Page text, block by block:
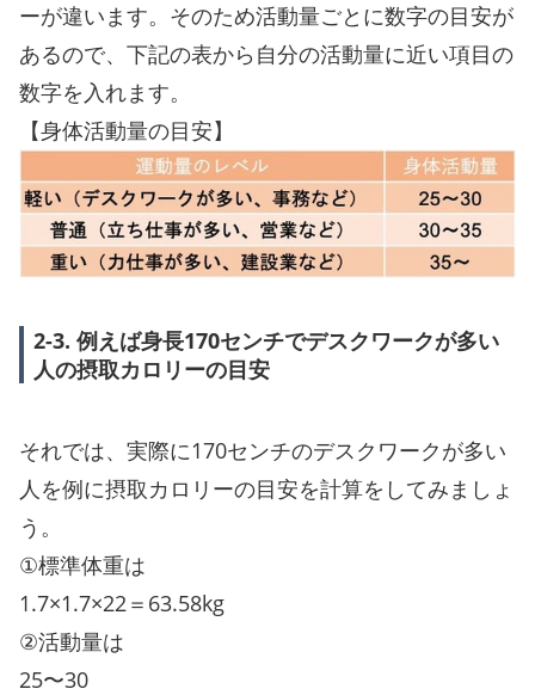
ーが違います。そのため活動量ごとに数字の目安が
あるので、下記の表から自分の活動量に近い項目の
数字を入れます。
【身体活動量の目安】
2-3. 例えば身長170センチでデスクワークが多い
人の摂取カロリーの目安
それでは、実際に170センチのデスクワークが多い
人を例に摂取カロリーの目安を計算をしてみましょ
う。
①標準体重は
1.7×1.7×22＝63.58kg
②活動量は
25〜30